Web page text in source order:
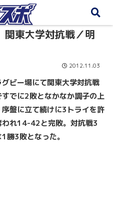
関東大学対抗戦／明
2012.11.03
ビー場にて関東大学対抗戦
でに2敗となかなか調子の上
盤に立て続けに3トライを許
われ14-42と完敗。対抗戦3
勝3敗となった。